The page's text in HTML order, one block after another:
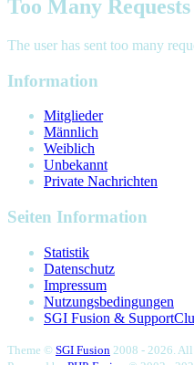
Too Many Requests
The user has sent too many
Information
Mitglieder
Männlich
Weiblich
Unbekannt
Private Nachrichten
Seiten Information
Statistik
Datenschutz
Impressum
Nutzungsbedingungen
SGI Fusion &
Theme © SGI Fusion 2008 - 2026.